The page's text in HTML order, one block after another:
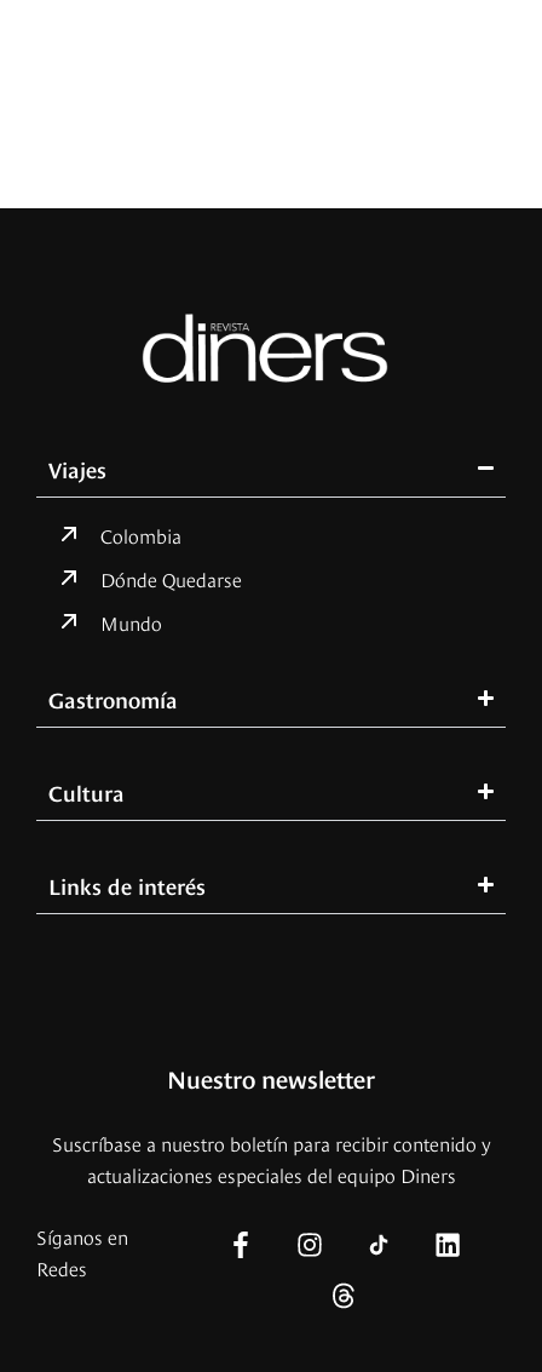
Viajes
Colombia
Dónde Quedarse
Mundo
Gastronomía
Cultura
Links de interés
Nuestro newsletter
Suscríbase a nuestro boletín para recibir contenido y
actualizaciones especiales del equipo Diners
Síganos en
Redes